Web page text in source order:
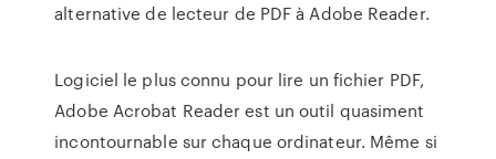
alternative de lecteur de PDF à Adobe Reader.
Logiciel le plus connu pour lire un fichier PDF,
Adobe Acrobat Reader est un outil quasiment
incontournable sur chaque ordinateur. Même si